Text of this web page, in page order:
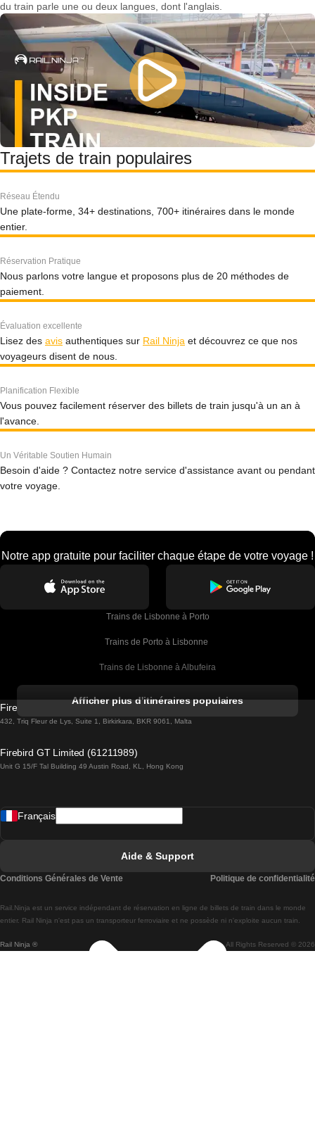
du train parle une ou deux langues, dont l'anglais.
Trajets de train populaires
Réseau Étendu
Une plate-forme, 34+ destinations, 700+ itinéraires dans le monde
entier.
Réservation Pratique
Nous parlons votre langue et proposons plus de 20 méthodes de
paiement.
Évaluation excellente
Lisez des avis authentiques sur Rail Ninja et découvrez ce que nos
voyageurs disent de nous.
Planification Flexible
Vous pouvez facilement réserver des billets de train jusqu'à un an à
l'avance.
Un Véritable Soutien Humain
Besoin d'aide ? Contactez notre service d'assistance avant ou pendant
votre voyage.
Notre app gratuite pour faciliter chaque étape de votre voyage !
Trains de Lisbonne à Porto
Trains de Porto à Lisbonne
Trains de Lisbonne à Albufeira
Trains de Lisbonne à Lagos
Trains de Lisbonne à Madrid
Trains de Lisbonne à Braga
Trains de Braga à Lisbonne
Afficher plus d'itinéraires populaires
Firebird GT Limited (OC 1451)
432, Triq Fleur de Lys, Suite 1, Birkirkara, BKR 9061, Malta
Firebird GT Limited (61211989)
Unit G 15/F Tal Building 49 Austin Road, KL, Hong Kong
Rail Ninja ® All Rights Reserved © 2026
Rail.Ninja est un service indépendant de réservation en ligne de billets de train dans le monde
entier. Rail Ninja n'est pas un transporteur ferroviaire et ne possède ni n'exploite aucun train.
Français
Aide & Support
Conditions Générales de Vente Politique de confidentialité